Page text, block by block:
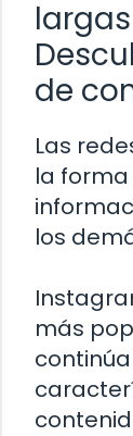
de
Las
la
los
más